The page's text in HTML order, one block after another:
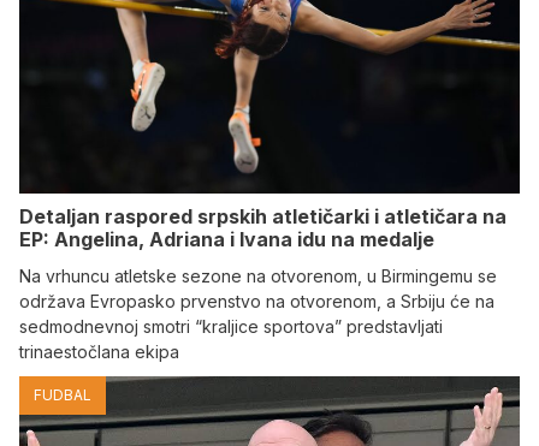
Detaljan raspored srpskih atletičarki i atletičara na
EP: Angelina, Adriana i Ivana idu na medalje
Na vrhuncu atletske sezone na otvorenom, u Birmingemu se
održava Evropasko prvenstvo na otvorenom, a Srbiju će na
sedmodnevnoj smotri “kraljice sportova” predstavljati
trinaestočlana ekipa
FUDBAL